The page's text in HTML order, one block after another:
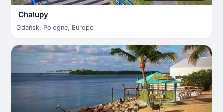
Chalupy
Gdańsk, Pologne, Europe